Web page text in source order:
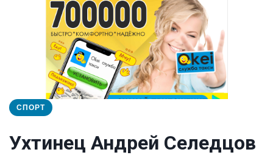
СПОРТ
Ухтинец Андрей Селедцов